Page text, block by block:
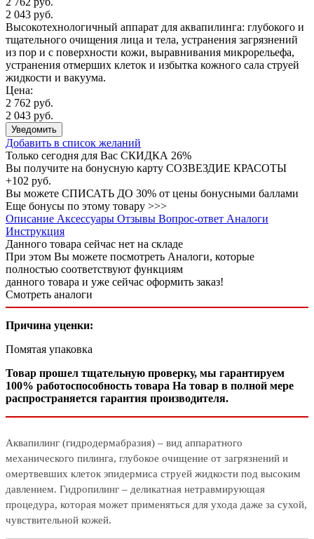
2 043 руб.
Высокотехнологичный аппарат для аквапилинга: глубокого и
тщательного очищения лица и тела, устранения загрязнений
из пор и с поверхности кожи, выравнивания микрорельефа,
устранения отмерших клеток и избытка кожного сала струей
жидкости и вакуума.
Цена:
2 762 руб.
2 043 руб.
Уведомить
Добавить в список желаний
Только сегодня для Вас СКИДКА 26%
Вы получите на бонусную карту СОЗВЕЗДИЕ КРАСОТЫ
+102 руб.
Вы можете СПИСАТЬ ДО 30% от цены бонусными баллами
Еще бонусы по этому товару >>>
Описание Аксессуары Отзывы Вопрос-ответ Аналоги
Инструкция
Данного товара сейчас нет на складе
При этом Вы можете посмотреть Аналоги, которые
полностью соответствуют функциям
данного товара и уже сейчас оформить заказ!
Смотреть аналоги
Причина уценки:
Помятая упаковка
Товар прошел тщательную проверку, мы гарантируем
100% работоспособность товара На товар в полной мере
распространяется гарантия производителя.
Аквапилинг (гидродермабразия) – вид аппаратного
механического пилинга, глубокое очищение от загрязнений и
омертвевших клеток эпидермиса струей жидкости под высоким
давлением. Гидропилинг – деликатная нетравмирующая
процедура, которая может применяться для ухода даже за сухой,
чувствительной кожей.